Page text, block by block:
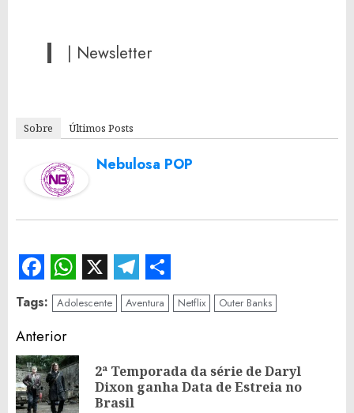
| Newsletter
Sobre Últimos Posts
Nebulosa POP
Facebook
WhatsApp
X Telegram
Share
Tags: Adolescente Aventura Netflix Outer Banks
Continue
Reading
Anterior
2ª Temporada da série de Daryl
Dixon ganha Data de Estreia no
Brasil